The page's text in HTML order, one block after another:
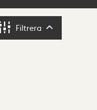
Filtrera Filtrera